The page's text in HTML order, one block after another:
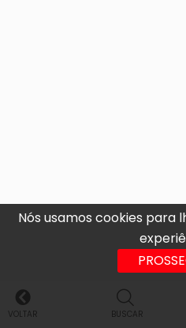
Nós usamos cookies
VOLTAR BUSCAR